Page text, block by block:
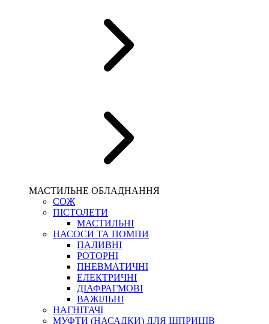
МАСТИЛЬНЕ ОБЛАДНАННЯ
СОЖ
ПІСТОЛЕТИ
МАСТИЛЬНІ
НАСОСИ ТА ПОМПИ
ПАЛИВНІ
РОТОРНІ
ПНЕВМАТИЧНІ
ЕЛЕКТРИЧНІ
ДІАФРАГМОВІ
ВАЖІЛЬНІ
НАГНІТАЧІ
МУФТИ (НАСАДКИ) ДЛЯ ШПРИЦІВ